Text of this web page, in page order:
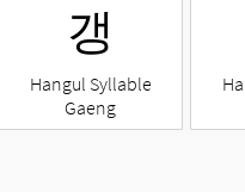
갱
Hangul Syllable
Gaeng